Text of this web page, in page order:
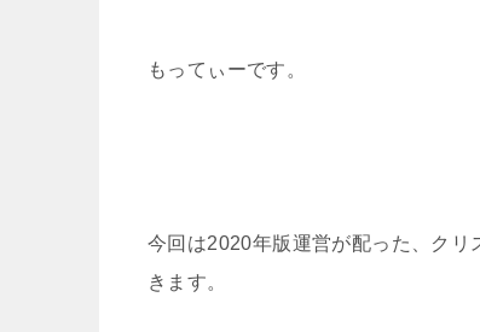
もってぃーです。
今回は2020年版運営が配った、クリ
きます。